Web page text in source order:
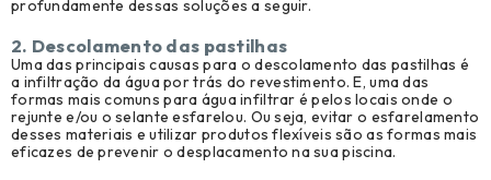
profundamente dessas soluções a seguir.
2. Descolamento das pastilhas
Uma das principais causas para o descolamento das pastilhas é
a infiltração da água por trás do revestimento. E, uma das
formas mais comuns para água infiltrar é pelos locais onde o
rejunte e/ou o selante esfarelou. Ou seja, evitar o esfarelamento
desses materiais e utilizar produtos flexíveis são as formas mais
eficazes de prevenir o desplacamento na sua piscina.